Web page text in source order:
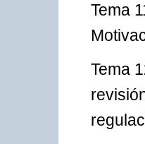
Tema
Tema